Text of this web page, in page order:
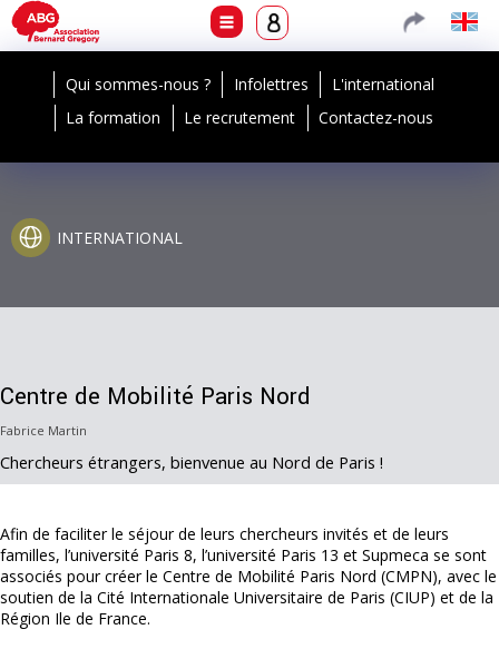
Qui sommes-nous ? Infolettres
L'international
La formation
Le recrutement Contactez-nous
INTERNATIONAL
Centre de Mobilité Paris Nord
Fabrice Martin
Chercheurs étrangers, bienvenue au Nord de Paris !
Afin de faciliter le séjour de leurs chercheurs invités et de leurs
familles, l’université Paris 8, l’université Paris 13 et Supmeca se sont
associés pour créer le Centre de Mobilité Paris Nord (CMPN), avec le
soutien de la Cité Internationale Universitaire de Paris (CIUP) et de la
Région Ile de France.